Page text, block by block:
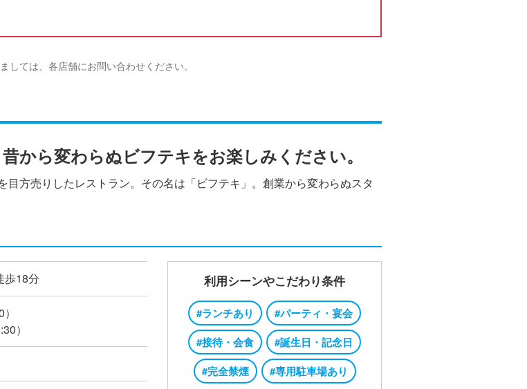
ては、各店舗にお問い合わせください。
から変わらぬビフテキをお楽しみください。
方売りしたレストラン。その名は「ビフテキ」。創業から変わらぬスタ
歩18分
）
利用シーンやこだわり条件
#ランチあり
#パーティ・宴会
#接待・会食
#誕生日・記念日
#完全禁煙
#専用駐車場あり